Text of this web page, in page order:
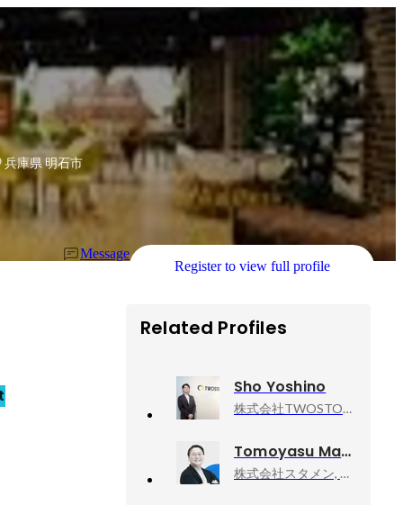
ニット長
兵庫県 明石市
Message
Register to view full profile
Related Profiles
Sho Yoshino
株式会社TWOSTONE&Sons, 執行役員
Tomoyasu Maruoka
株式会社スタメン, 執行役員 CRO